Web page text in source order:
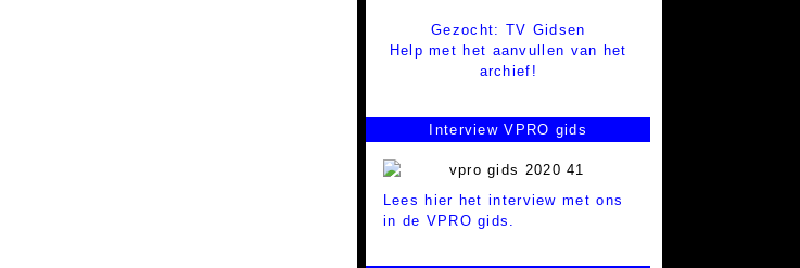
Gezocht: TV Gidsen
Help met het aanvullen van het
archief!
Interview VPRO gids
Lees hier het interview met ons
in de VPRO gids.